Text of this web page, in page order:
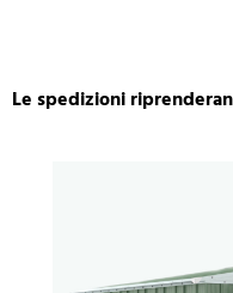
Le spedizioni